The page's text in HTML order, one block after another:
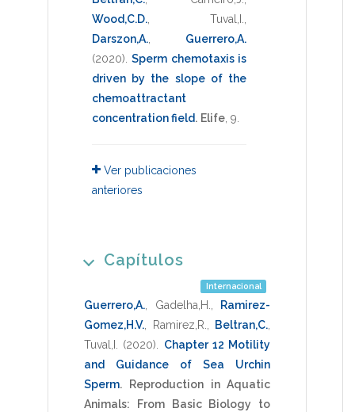
Wood,C.D., Tuval,I.,
Darszon,A., Guerrero,A.
(2020).Sperm chemotaxis is
driven by the slope of the
chemoattractant
concentration field. Elife, 9.
Ver publicaciones
anteriores
Capítulos
Internacional
Guerrero,A., Gadelha,H.,
Ramirez-
Gomez,H.V., Ramirez,R., Beltran,C.,
Tuval,I. (2020). Chapter 12 Motility
and Guidance of Sea Urchin
Sperm.
Reproduction in Aquatic
Animals: From Basic Biology to